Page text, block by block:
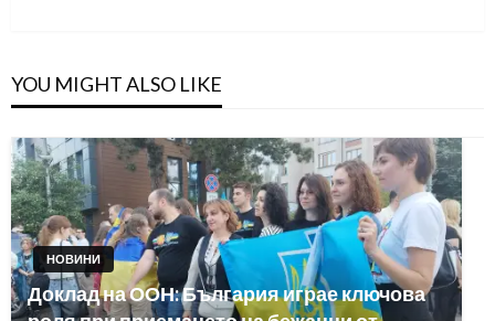
YOU MIGHT ALSO LIKE
НОВИНИ
Доклад на ООН: България играе ключова